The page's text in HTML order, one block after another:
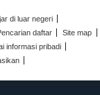
di luar negeri
daftar
Site map
informasi pribadi